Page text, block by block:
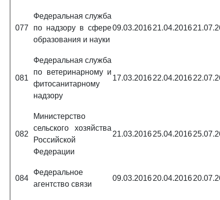
077
Федеральная служба
по надзору в сфере
образования и науки
09.03.201621.04.2016
081
Федеральная служба
по ветеринарному и
фитосанитарному
надзору
17.03.201622.04.2016
082
Министерство
сельского хозяйства
Российской
Федерации
21.03.201625.04.2016
084
Федеральное
агентство связи
09.03.201620.04.2016